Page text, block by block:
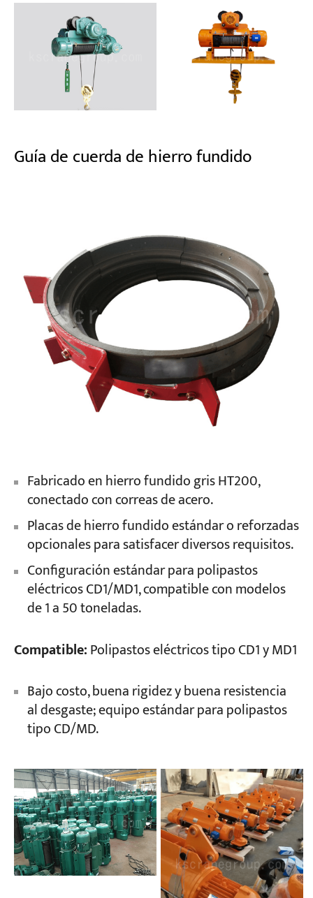
Guía de cuerda de hierro fundido
Fabricado en hierro fundido gris HT200,
conectado con correas de acero.
Placas de hierro fundido estándar o reforzadas
opcionales para satisfacer diversos requisitos.
Configuración estándar para polipastos
eléctricos CD1/MD1, compatible con modelos
de 1 a 50 toneladas.
Compatible:Polipastos eléctricos tipo CD1 y MD1
Bajo costo, buena rigidez y buena resistencia
al desgaste; equipo estándar para polipastos
tipo CD/MD.